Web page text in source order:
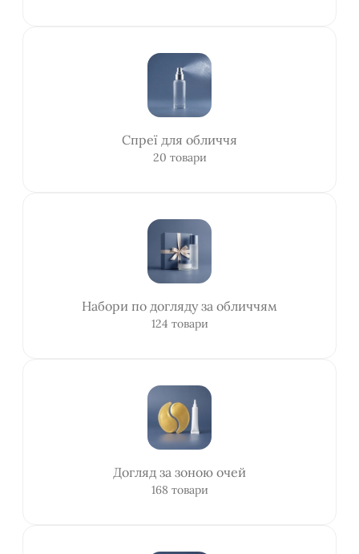
Спреї для обличчя
20 товари
Набори по догляду за обличчям
124 товари
Догляд за зоною очей
168 товари